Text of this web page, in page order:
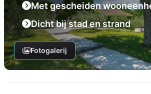
Met gescheiden
Dicht bij stad en strand
Fotogalerij